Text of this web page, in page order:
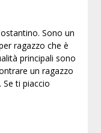
Sono un
ragazzo che è
principali sono
un ragazzo
Se ti piaccio